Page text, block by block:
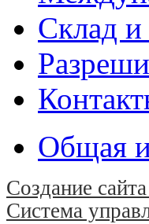
Склад и
Общая
Создание
Система